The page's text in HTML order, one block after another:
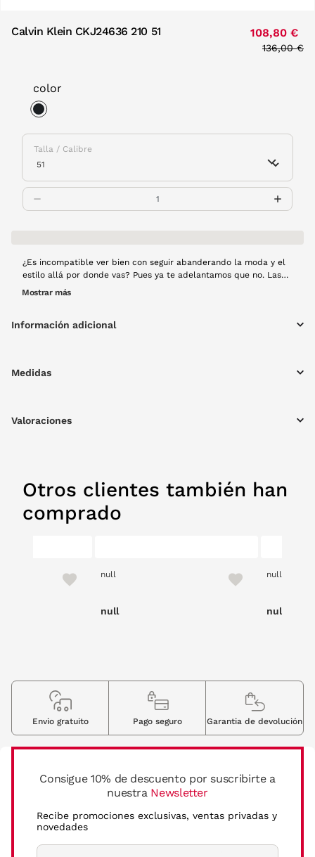
Calvin Klein CKJ24636 210 51 108,80 €
Price
136,00 €
color
Talla / Calibre
¿Es incompatible ver bien con seguir abanderando la moda y el
estilo allá por donde vas? Pues ya te adelantamos que no. Las
gafas graduadas Calvin Klein 24636 han sido diseñadas para que
Montura de pasta en color negro.
Mostrar más
Información adicional
Medidas
Valoraciones
Otros clientes también han
comprado
null
null
null
null
Consigue 10% de descuento por suscribirte a
nuestra Newsletter
Recibe promociones exclusivas, ventas privadas y
novedades
Envio gratuito Pago seguro Garantia de devolución